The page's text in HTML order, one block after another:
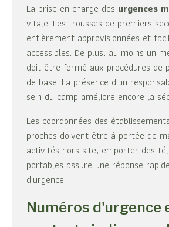
La prise en charge des urgences
vitale. Les trousses de premiers
entièrement approvisionnées et
accessibles. De plus, au moins un
doit être formé aux procédures de
de base. La présence d'un
sein du camp améliore encore la
Les coordonnées des
proches doivent être à portée de
activités hors site, emporter des
portables assure une réponse
d'urgence.
Numéros d'urgence